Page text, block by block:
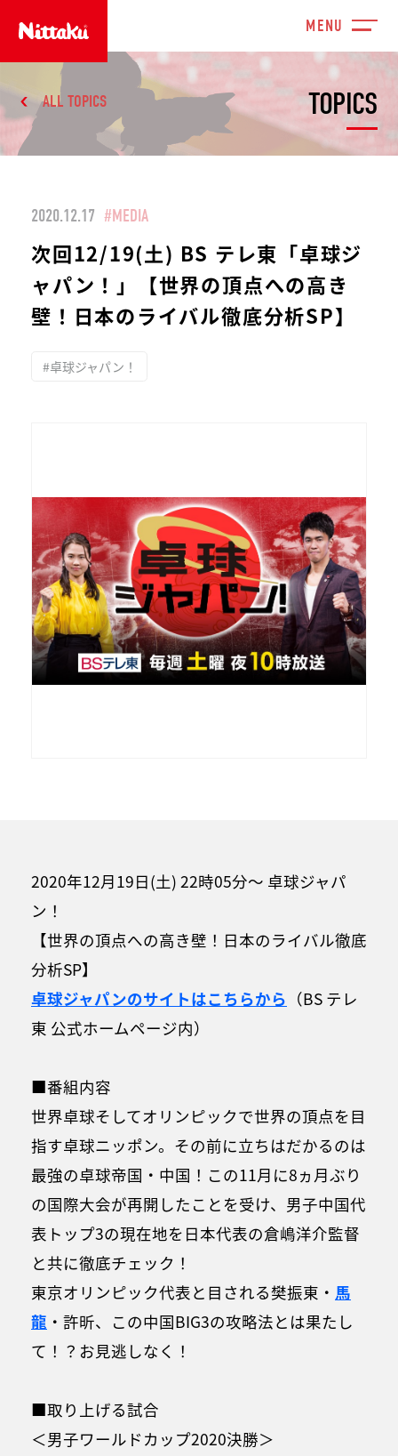
TOPICS
ALL TOPICS
2020.12.17 #MEDIA
次回12/19(土) BS テレ東「卓球ジ
ャパン！」【世界の頂点への高き
壁！日本のライバル徹底分析SP】
#卓球ジャパン！
2020年12月19日(土) 22時05分～ 卓球ジャパ
ン！
【世界の頂点への高き壁！日本のライバル徹底
分析SP】
卓球ジャパンのサイトはこちらから （BS テレ
東 公式ホームページ内）
■番組内容
世界卓球そしてオリンピックで世界の頂点を目
指す卓球ニッポン。その前に立ちはだかるのは
最強の卓球帝国・中国！この11月に8ヵ月ぶり
の国際大会が再開したことを受け、男子中国代
表トップ3の現在地を日本代表の倉嶋洋介監督
と共に徹底チェック！
東京オリンピック代表と目される樊振東・ 馬
龍 ・許昕、この中国BIG3の攻略法とは果たし
て！？お見逃しなく！
■取り上げる試合
＜男子ワールドカップ2020決勝＞